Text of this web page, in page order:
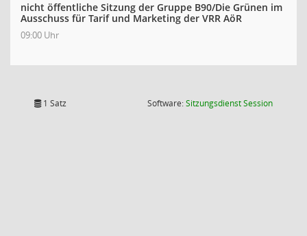
nicht öffentliche Sitzung der Gruppe B90/Die Grünen im
Ausschuss für Tarif und Marketing der VRR AöR
09:00 Uhr
1 Satz Software:SitzungsdienstSession(Wird in